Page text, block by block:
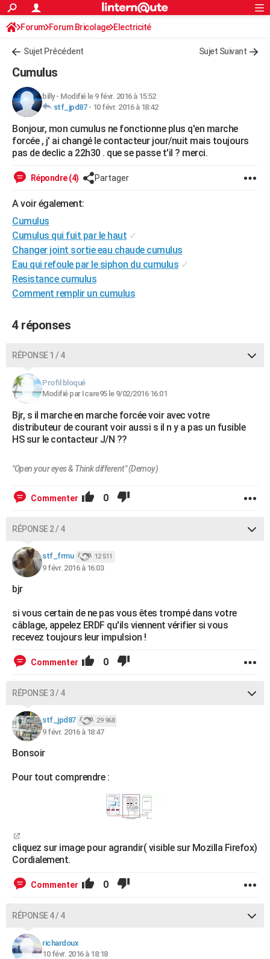
ACTUALITÉS
Politique
Société
Faits Divers
Education
Monde
Villes
+
FINANCE
Retraite
Impôts
Epargne
Immobilier
Risques naturels par ville
Banque
Assurance
Crédit
AUTO
Essais
Réserver un essai
Citadines
Berlines
SUV
Forum auto
+HIGH-TECH
Mobiles
Meilleur smartphone
Internet
Ordinateurs
Jeux vidéo
Guide high-tech
+
Forum
Aménagement intérieur
Extérieur
Cuisine
Salle de bains
Jardinage
Rangement
WEEK-END
Guides de France
Escapades
Patrimoine
Expositions
Musées
Week-end nature
+LIFESTYLE
Art de vivre
Bien-être
Loisirs
Mode
Modes de vie
SANTE
Alimentation
Guide de la santé
Maladies
Médicaments
Sommeil
VOYAGE
Destinations
City break
Voyage nature
Voyage de noces
Forum
Climat
+PHOTO
BONS PLANS
CARTE DE VOEUX
Carte de Noël
Carte Bonne année
Carte Saint-Valentin
Carte Pâques
Carte d'anniversaire
DICTIONNAIRE
Dictionnaire
Biographies
Citations
Expressions
Proverbes
COPAINS D'AVANT
Bricolage
Lifestyle
Culture
Sport
Auto
Television
Voyage
Cinema
S'inscrire
Connexion
Forum Forum Bricolage Electricité
Sujet Précédent Sujet Suivant
Cumulus
billy- Modifié le 9 févr. 2016 à 15:52
stf_jpd87- 10 févr. 2016 à 18:42
Bonjour, mon cumulus ne fonctionne plus q'en marche
forcée , j' ai changé le contacteur jour/nuit mais toujours
pas de declic a 22h30 . que se passe t'il ? merci.
Répondre (4) Partager
A voir également:
Cumulus
Cumulus qui fuit par le haut ✓
Changer joint sortie eau chaude cumulus
Eau qui refoule par le siphon du cumulus ✓
Resistance cumulus
Comment remplir un cumulus
4 réponses
RÉPONSE 1 / 4
Profil bloqué
Modifié par Icare95 le 9/02/2016 16:01
Bjr, s il marche en marche forcée voir avec votre
distributeur de courant voir aussi s il n y a pas un fusible
HS sur le contacteur J/N ??
"Open your eyes & Think different" (Demoy)
Commenter 0
RÉPONSE 2 / 4
stf_frmu 12 511
9 févr. 2016 à 16:03
bjr
si vous certain de ne pas vous êtes trompé dans votre
câblage, appelez ERDF qu'ils viennent vérifier si vous
recevez toujours leur impulsion !
Commenter 0
RÉPONSE 3 / 4
stf_jpd87 29 968
9 févr. 2016 à 18:47
Bonsoir
Pour tout comprendre :
cliquez sur image pour agrandir( visible sur Mozilla Firefox)
Cordialement.
Commenter 0
RÉPONSE 4 / 4
richardoux
10 févr. 2016 à 18:18